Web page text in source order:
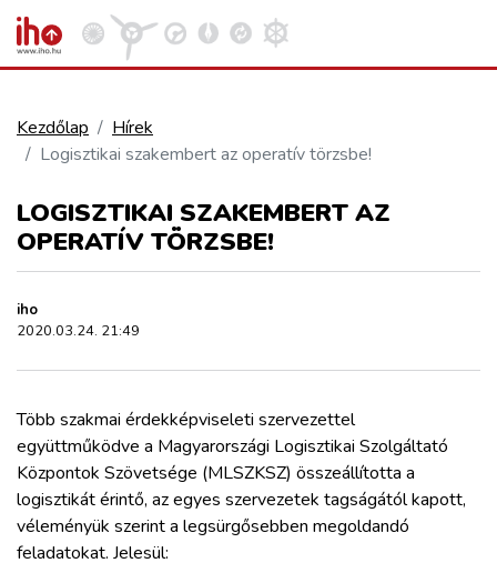
VASÚT
KÖZÚT
REPÜLÉS
KÖZLEKEDÉSFEJLESZTÉS
ELLÁTÁSI LÁNC
ZÖLDÚT
Kosár megtekintése
Kezdőlap
Hírek
Logisztikai szakembert az operatív törzsbe!
LOGISZTIKAI SZAKEMBERT AZ
OPERATÍV TÖRZSBE!
iho
2020.03.24. 21:49
Több szakmai érdekképviseleti szervezettel
együttműködve a Magyarországi Logisztikai Szolgáltató
Központok Szövetsége (MLSZKSZ) összeállította a
logisztikát érintő, az egyes szervezetek tagságától kapott,
véleményük szerint a legsürgősebben megoldandó
feladatokat. Jelesül: